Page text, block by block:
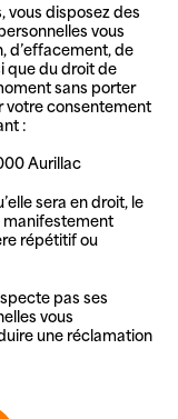
vous disposez des
vous
d’effacement, de
que du droit de
sans porter
votre consentement
:
Aurillac
sera en droit, le
manifestement
répétitif ou
pas ses
vous
une réclamation